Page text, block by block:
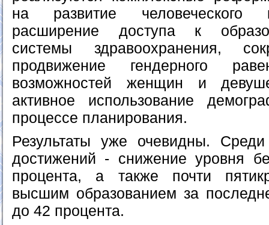
на развитие человеческого
расширение доступа к
системы здравоохранения,
продвижение гендерного
возможностей женщин и
активное использование
процессе планирования.
Результаты уже очевидны.
достижений - снижение уровня
процента, а также почти
высшим образованием за
до 42 процента.